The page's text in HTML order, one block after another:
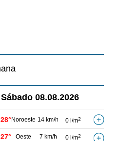
Sábado 08.08.2026
28° Noroeste 14 km/h 0 l/m2
27° Oeste 7 km/h 0 l/m2